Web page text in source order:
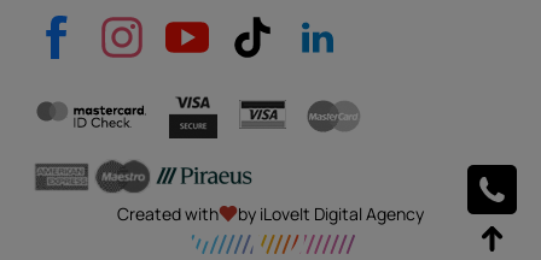
Created with by iLoveIt Digital Agency